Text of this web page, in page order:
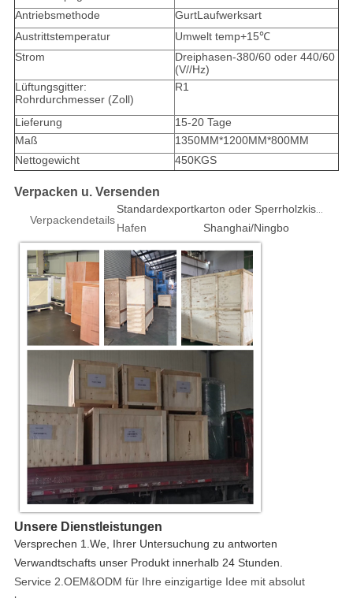
Antriebsmethode
GurtLaufwerksart
Austrittstemperatur
Umwelt temp+15℃
Strom
Dreiphasen-380/60 oder 440/60
(V//Hz)
Lüftungsgitter:
Rohrdurchmesser (Zoll)
R1
Lieferung
15-20 Tage
Maß
1350MM*1200MM*800MM
Nettogewicht
450KGS
Verpacken u. Versenden
Verpackendetails
Standardexportkarton oder Sperrholzkiste 1pcs/box
Hafen Shanghai/Ningbo
Unsere Dienstleistungen
Versprechen 1.We, Ihrer Untersuchung zu antworten
Verwandtschafts unser Produkt innerhalb 24 Stunden.
Service 2.OEM&ODM für Ihre einzigartige Idee mit absolut